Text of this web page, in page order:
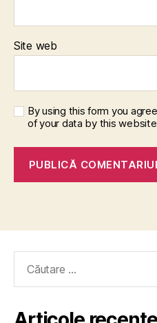
Site web
By using this form you
of your data by this
după: